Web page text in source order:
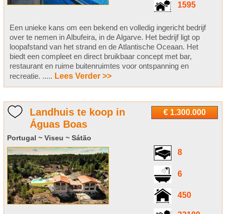
1595
Een unieke kans om een bekend en volledig ingericht bedrijf
over te nemen in Albufeira, in de Algarve. Het bedrijf ligt op
loopafstand van het strand en de Atlantische Oceaan. Het
biedt een compleet en direct bruikbaar concept met bar,
restaurant en ruime buitenruimtes voor ontspanning en
recreatie. ..... Lees Verder >>
€ 1.300.000
Landhuis te koop in
Águas Boas
Portugal ~ Viseu ~ Sátão
8
6
450